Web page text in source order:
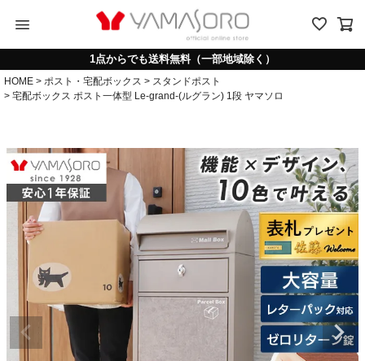
menu
1点からでも送料無料（一部地域除く）
HOME ポスト・宅配ボックス
スタンドポスト
宅配ボックス ポスト一体型 Le-grand-(ルグラン) 1段 ヤマソロ